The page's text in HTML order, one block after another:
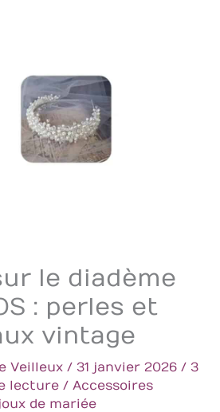
le diadème
: perles et
vintage
Veilleux / 31 janvier 2026 / 3
lecture / Accessoires
de mariée